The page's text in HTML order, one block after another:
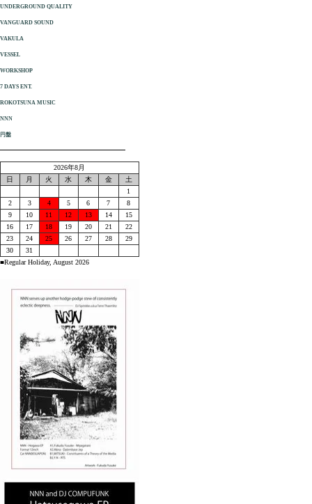
UNDERGROUND QUALITY
VANGUARD SOUND
VAKULA
VESSEL
WORKSHOP
7 DAYS ENT.
ROKOTSUNA MUSIC
NNN
円盤
2026年8月
日
月 火 水 木 金
土
1
2
3 4 5 6 7
8
9
10 11 12 13 14
15
16
17 18 19 20 21
22
23
24 25 26 27 28
29
30
31
■Regular Holiday, August 2026